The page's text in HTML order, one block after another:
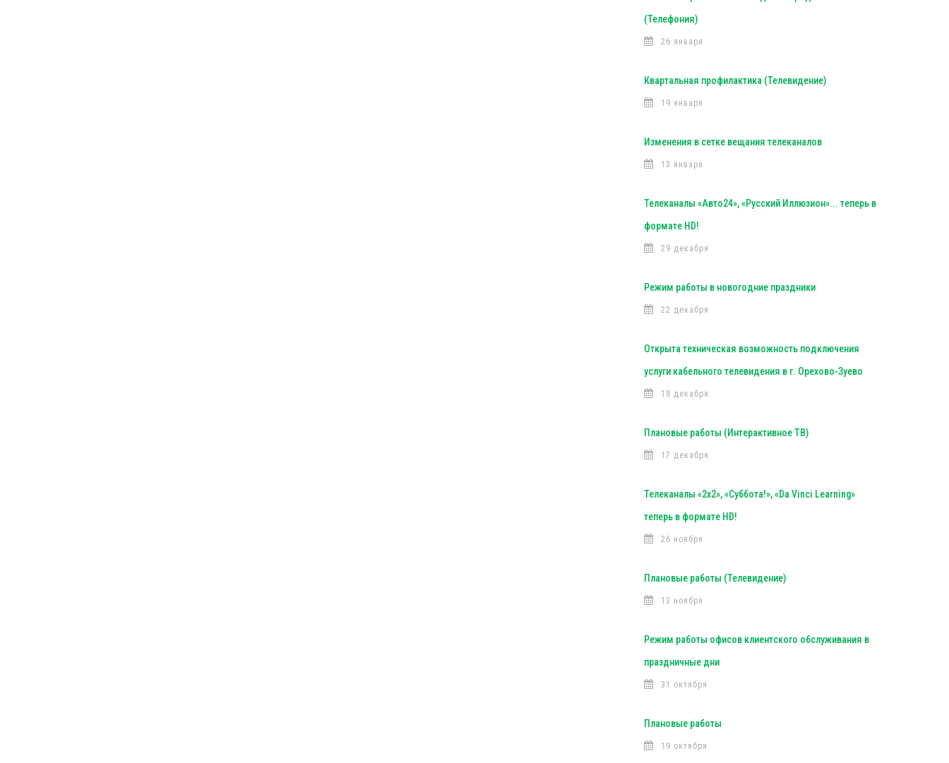
(Телефония)
26 января
Квартальная профилактика (Телевидение)
19 января
Изменения в сетке вещания телеканалов
13 января
Телеканалы «Авто24», «Русский Иллюзион»... теперь в
формате HD!
29 декабря
Режим работы в новогодние праздники
22 декабря
Открыта техническая возможность подключения
услуги кабельного телевидения в г. Орехово-Зуево
18 декабря
Плановые работы (Интерактивное ТВ)
17 декабря
Телеканалы «2х2», «Суббота!», «Da Vinci Learning»
теперь в формате HD!
26 ноября
Плановые работы (Телевидение)
13 ноября
Режим работы офисов клиентского обслуживания в
праздничные дни
31 октября
Плановые работы
19 октября